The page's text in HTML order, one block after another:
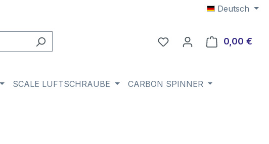
Deutsch
Du hast 0 Produkte auf
0,00 €
SCALE LUFTSCHRAUBE
CARBON SPINNER